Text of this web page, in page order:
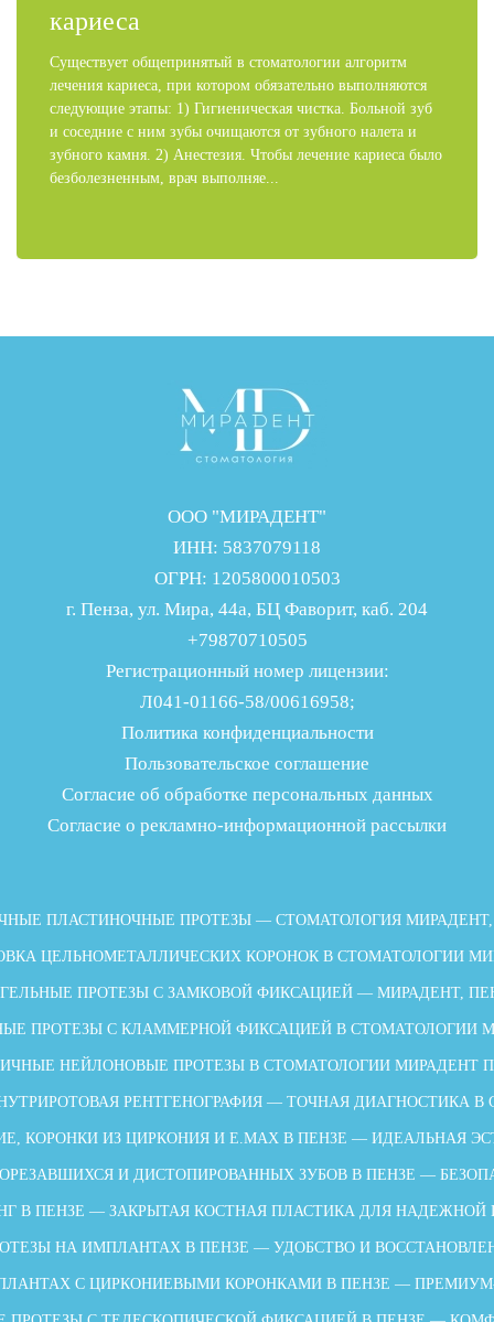
кариеса
Существует общепринятый в стоматологии алгоритм
лечения кариеса, при котором обязательно выполняются
следующие этапы: 1) Гигиеническая чистка. Больной зуб
и соседние с ним зубы очищаются от зубного налета и
зубного камня. 2) Анестезия. Чтобы лечение кариеса было
безболезненным, врач выполняе...
ООО "МИРАДЕНТ"
ИНН: 5837079118
ОГРН: 1205800010503
г. Пенза, ул. Мира, 44а, БЦ Фаворит, каб. 204
+79870710505
Регистрационный номер лицензии:
Л041-01166-58/00616958;
Политика конфиденциальности
Пользовательское соглашение
Согласие об обработке персональных данных
Согласие о рекламно-информационной рассылки
ПЛАСТИНОЧНЫЕ ПРОТЕЗЫ — СТОМАТОЛОГИЯ МИРАДЕНТ,
ЦЕЛЬНОМЕТАЛЛИЧЕСКИХ КОРОНОК В СТОМАТОЛОГИИ
ПРОТЕЗЫ С ЗАМКОВОЙ ФИКСАЦИЕЙ — МИРАДЕНТ,
ПРОТЕЗЫ С КЛАММЕРНОЙ ФИКСАЦИЕЙ В СТОМАТОЛОГИИ
НЕЙЛОНОВЫЕ ПРОТЕЗЫ В СТОМАТОЛОГИИ МИРАДЕНТ
РЕНТГЕНОГРАФИЯ — ТОЧНАЯ ДИАГНОСТИКА В
КОРОНКИ ИЗ ЦИРКОНИЯ И E.MAX В ПЕНЗЕ — ИДЕАЛЬНАЯ
И ДИСТОПИРОВАННЫХ ЗУБОВ В ПЕНЗЕ —
В ПЕНЗЕ — ЗАКРЫТАЯ КОСТНАЯ ПЛАСТИКА ДЛЯ
НА ИМПЛАНТАХ В ПЕНЗЕ — УДОБСТВО И
С ЦИРКОНИЕВЫМИ КОРОНКАМИ В ПЕНЗЕ —